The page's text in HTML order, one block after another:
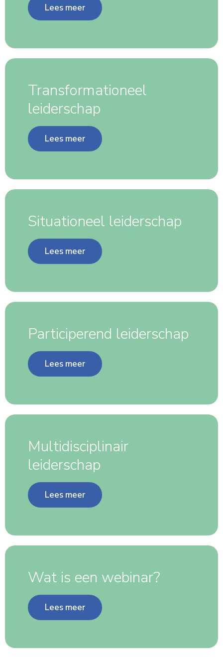
Lees meer
Transformationeel
leiderschap
Lees meer
Situationeel leiderschap
Lees meer
Participerend leiderschap
Lees meer
Multidisciplinair
leiderschap
Lees meer
Wat is een webinar?
Lees meer